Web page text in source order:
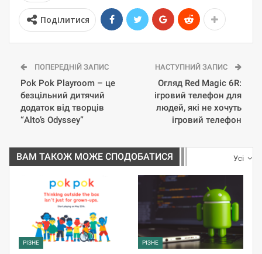
Поділитися
ПОПЕРЕДНІЙ ЗАПИС
Pok Pok Playroom – це
безцільний дитячий
додаток від творців
“Alto’s Odyssey”
НАСТУПНИЙ ЗАПИС
Огляд Red Magic 6R:
ігровий телефон для
людей, які не хочуть
ігровий телефон
Усі
ВАМ ТАКОЖ МОЖЕ СПОДОБАТИСЯ
РІЗНЕ РІЗНЕ